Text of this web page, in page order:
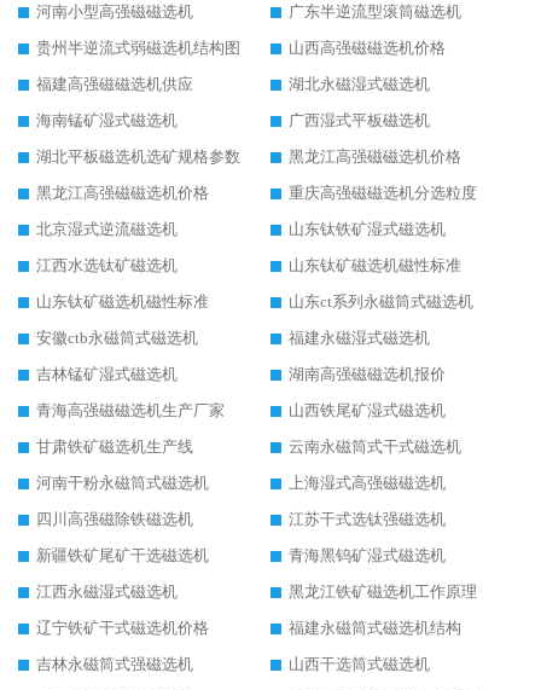
河南小型高强磁磁选机
广东半逆流型滚筒磁选机
贵州半逆流式弱磁选机结构图
山西高强磁磁选机价格
福建高强磁磁选机供应
湖北永磁湿式磁选机
海南锰矿湿式磁选机
广西湿式平板磁选机
湖北平板磁选机选矿规格参数
黑龙江高强磁磁选机价格
黑龙江高强磁磁选机价格
重庆高强磁磁选机分选粒度
北京湿式逆流磁选机
山东钛铁矿湿式磁选机
江西水选钛矿磁选机
山东钛矿磁选机磁性标准
山东钛矿磁选机磁性标准
山东ct系列永磁筒式磁选机
安徽ctb永磁筒式磁选机
福建永磁湿式磁选机
吉林锰矿湿式磁选机
湖南高强磁磁选机报价
青海高强磁磁选机生产厂家
山西铁尾矿湿式磁选机
甘肃铁矿磁选机生产线
云南永磁筒式干式磁选机
河南干粉永磁筒式磁选机
上海湿式高强磁磁选机
四川高强磁除铁磁选机
江苏干式选钛强磁选机
新疆铁矿尾矿干选磁选机
青海黑钨矿湿式磁选机
江西永磁湿式磁选机
黑龙江铁矿磁选机工作原理
辽宁铁矿干式磁选机价格
福建永磁筒式磁选机结构
吉林永磁筒式强磁选机
山西干选筒式磁选机